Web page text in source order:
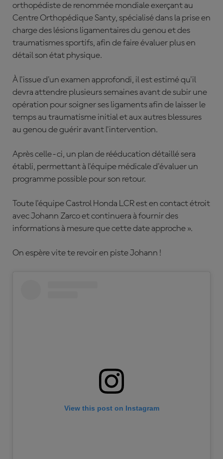
orthopédiste de renommée mondiale exerçant au
Centre Orthopédique Santy, spécialisé dans la prise en
charge des lésions ligamentaires du genou et des
traumatismes sportifs, afin de faire évaluer plus en
détail son état physique.
À l'issue d'un examen approfondi, il est estimé qu'il
devra attendre plusieurs semaines avant de subir une
opération pour soigner ses ligaments afin de laisser le
temps au traumatisme initial et aux autres blessures
au genou de guérir avant l'intervention.
Après celle-ci, un plan de rééducation détaillé sera
établi, permettant à l'équipe médicale d'évaluer un
programme possible pour son retour.
Toute l'équipe Castrol Honda LCR est en contact étroit
avec Johann Zarco et continuera à fournir des
informations à mesure que cette date approche ».
On espère vite te revoir en piste Johann !
View this post on Instagram